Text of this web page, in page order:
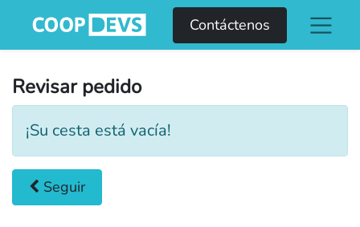
Contáctenos
Revisar pedido
¡Su cesta está vacía!
Seguir